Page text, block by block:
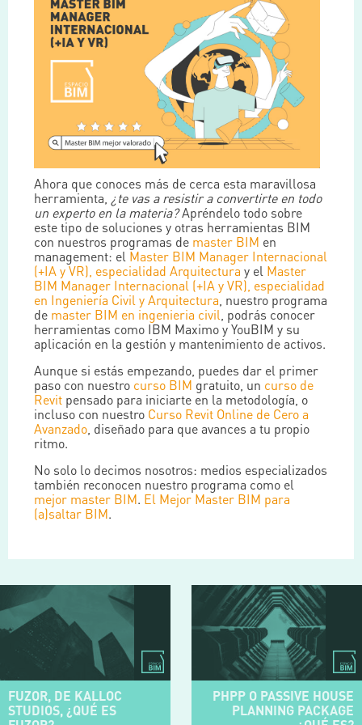
Ahora que conoces más de cerca esta maravillosa
herramienta, ¿te vas a resistir a convertirte en todo
un experto en la materia?Apréndelo todo sobre
este tipo de soluciones y otras herramientas BIM
con nuestros programas de master BIM en
management: el Master BIM Manager Internacional
(+IA y VR), especialidad Arquitectura y el Master
BIM Manager Internacional (+IA y VR), especialidad
en Ingeniería Civil y Arquitectura, nuestro programa
de master BIM en ingenieria civil, podrás conocer
herramientas como IBM Maximo y YouBIM y su
aplicación en la gestión y mantenimiento de activos.
Aunque si estás empezando, puedes dar el primer
paso con nuestro curso BIM gratuito, un curso de
Revit pensado para iniciarte en la metodología, o
incluso con nuestro Curso Revit Online de Cero a
Avanzado, diseñado para que avances a tu propio
ritmo.
No solo lo decimos nosotros: medios especializados
también reconocen nuestro programa como el
mejor master BIM. El Mejor Master BIM para
(a)saltar BIM.
FUZOR, DE KALLOC
STUDIOS, ¿QUÉ ES
PHPP O PASSIVE HOUSE
PLANNING PACKAGE